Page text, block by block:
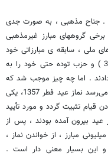
. جناح مذهبی ، به صورت جدی
که برخی گروههای مبارز غیرمذهبی
ملی ، سابقه ی مبارزاتی خود
را به دوران ملی شدن صنعت نفت ( دهه ی 30 ) و حزب توده حتی خود را به
ی 20 ) نسبت می دادند . اما چه چیز موجب شد که
انقلاب ایران ، یک انقلاب اسلامی باشد ؟ به نظر می‌رسد نماز عید فطر 1357، یکی
قیام تثبیت گردد و مورد تأیید
بیرون آمده بودند ، پس از
مبارز ، از خواندن نماز ،
و این بسیار معنی دار است .